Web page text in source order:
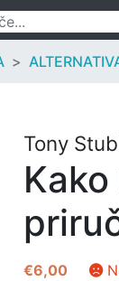
Tony
€6,00